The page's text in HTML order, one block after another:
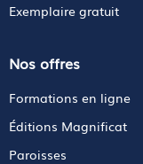
Exemplaire gratuit
Nos offres
Formations en ligne
Éditions Magnificat
Paroisses